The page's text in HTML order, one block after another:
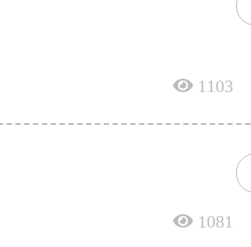
1103
1081